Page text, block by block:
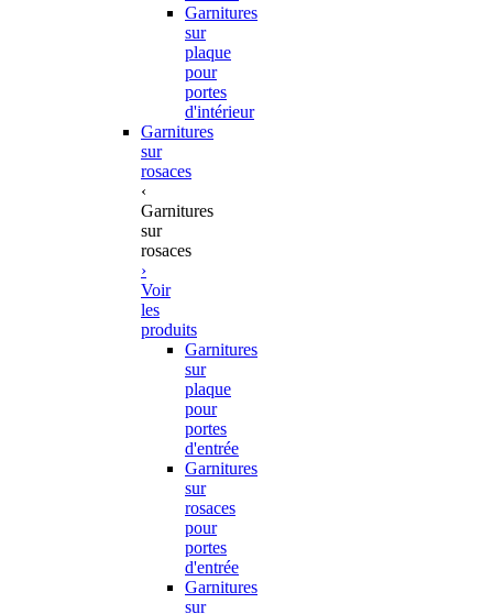
Garnitures
sur
plaque
pour
portes
d'intérieur
Garnitures
sur
rosaces
‹
Garnitures
sur
rosaces
›
Voir
les
produits
Garnitures
sur
plaque
pour
portes
d'entrée
Garnitures
sur
rosaces
pour
portes
d'entrée
Garnitures
sur